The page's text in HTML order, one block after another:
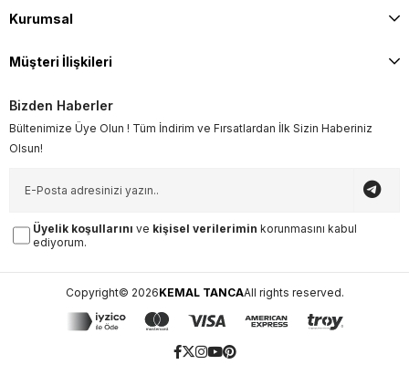
Kurumsal
Müşteri İlişkileri
Bizden Haberler
Bültenimize Üye Olun ! Tüm İndirim ve Fırsatlardan İlk Sizin Haberiniz
Olsun!
Üyelik koşullarını ve kişisel verilerimin korunmasını kabul
ediyorum.
Copyright© 2026KEMAL TANCAAll rights reserved.